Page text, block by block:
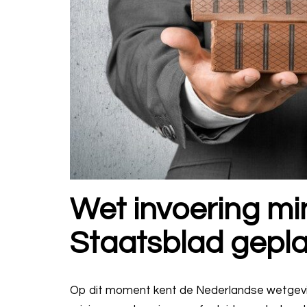
Wet invoering
Staatsblad
Op dit moment kent de Nederlandse